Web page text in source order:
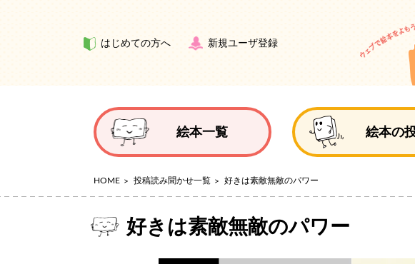
はじめての方へ 新規ユーザ登録
絵本一覧 絵本の
HOME 投稿読み聞かせ一覧 好きは素敵無敵のパワー
好きは素敵無敵のパワー